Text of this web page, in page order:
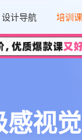
设计导航 培训
视